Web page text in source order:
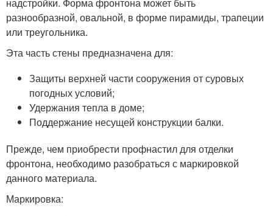
разнообразной, овальной, в форме пирамиды, трапеции
или треугольника.
Эта часть стены предназначена для:
Защиты верхней части сооружения от суровых
погодных условий;
Удержания тепла в доме;
Поддержание несущей конструкции балки.
Прежде, чем приобрести профнастил для отделки
фронтона, необходимо разобраться с маркировкой
данного материала.
Маркировка: